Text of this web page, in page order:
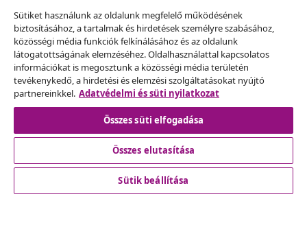
Szerződéstől való elállás
Küldj be egy rendelés lemondására vonatkozó
kérelmet.
Szerződéstől való elállás
Ügyfélszolgálat
Sütiket használunk az oldalunk megfelelő működésének
biztosításához, a tartalmak és hirdetések személyre szabásához,
közösségi média funkciók felkínálásához és az oldalunk
látogatottságának elemzéséhez. Oldalhasználattal kapcsolatos
információkat is megosztunk a közösségi média területén
tevékenykedő, a hirdetési és elemzési szolgáltatásokat nyújtó
partnereinkkel. Adatvédelmi és süti nyilatkozat
Összes süti elfogadása
Összes elutasítása
Sütik beállítása